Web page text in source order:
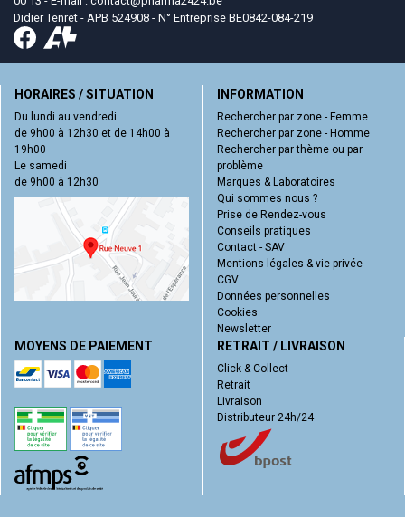
Didier Tenret - APB 524908 - N° Entreprise BE0842-084-219
HORAIRES / SITUATION
Du lundi au vendredi
de 9h00 à 12h30 et de 14h00 à
19h00
Le samedi
de 9h00 à 12h30
INFORMATION
Rechercher par zone - Femme
Rechercher par zone - Homme
Rechercher par thème ou par
problème
Marques & Laboratoires
Qui sommes nous ?
Prise de Rendez-vous
Conseils pratiques
Contact - SAV
Mentions légales & vie privée
CGV
Données personnelles
Cookies
Newsletter
MOYENS DE PAIEMENT RETRAIT / LIVRAISON
Click & Collect
Retrait
Livraison
Distributeur 24h/24